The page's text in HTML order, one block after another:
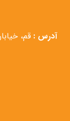
آدرس : قم،